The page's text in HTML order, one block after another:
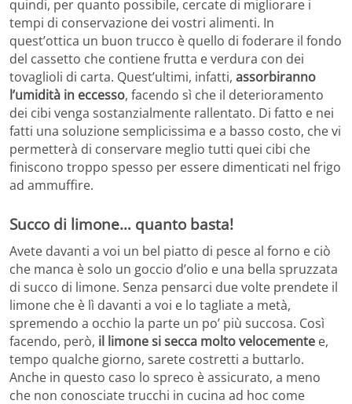
quindi, per quanto possibile, cercate di migliorare i
tempi di conservazione dei vostri alimenti. In
quest’ottica un buon trucco è quello di foderare il fondo
del cassetto che contiene frutta e verdura con dei
tovaglioli di carta. Quest’ultimi, infatti, assorbiranno
l’umidità in eccesso, facendo sì che il deterioramento
dei cibi venga sostanzialmente rallentato. Di fatto e nei
fatti una soluzione semplicissima e a basso costo, che vi
permetterà di conservare meglio tutti quei cibi che
finiscono troppo spesso per essere dimenticati nel frigo
ad ammuffire.
Succo di limone… quanto basta!
Avete davanti a voi un bel piatto di pesce al forno e ciò
che manca è solo un goccio d’olio e una bella spruzzata
di succo di limone. Senza pensarci due volte prendete il
limone che è lì davanti a voi e lo tagliate a metà,
spremendo a occhio la parte un po’ più succosa. Così
facendo, però, il limone si secca molto velocemente e,
tempo qualche giorno, sarete costretti a buttarlo.
Anche in questo caso lo spreco è assicurato, a meno
che non conosciate trucchi in cucina ad hoc come